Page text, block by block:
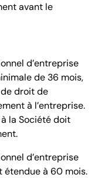
avant le
d’entreprise
de 36 mois,
droit de
à l’entreprise.
la Société doit
d’entreprise
étendue à 60 mois.